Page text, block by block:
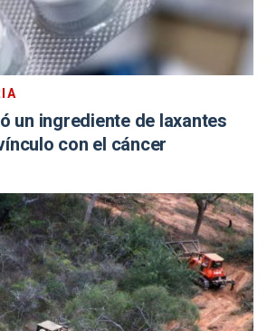
un ingrediente de laxantes
con el cáncer